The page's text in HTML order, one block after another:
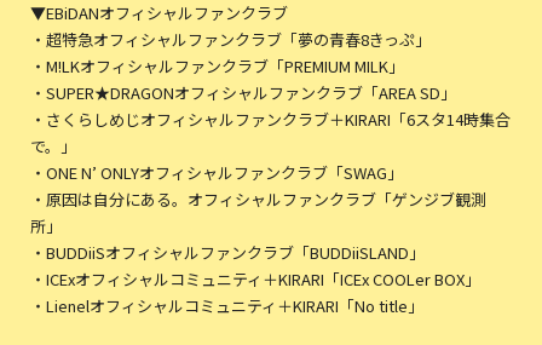
▼EBiDANオフィシャルファンクラブ
・超特急オフィシャルファンクラブ「夢の青春8きっぷ」
・M!LKオフィシャルファンクラブ「PREMIUM MILK」
・SUPER★DRAGONオフィシャルファンクラブ「AREA SD」
・さくらしめじオフィシャルファンクラブ＋KIRARI「6スタ14時集合
で。」
・ONE N’ ONLYオフィシャルファンクラブ「SWAG」
・原因は自分にある。オフィシャルファンクラブ「ゲンジブ観測
所」
・BUDDiiSオフィシャルファンクラブ「BUDDiiSLAND」
・ICExオフィシャルコミュニティ＋KIRARI「ICEx COOLer BOX」
・Lienelオフィシャルコミュニティ＋KIRARI「No title」